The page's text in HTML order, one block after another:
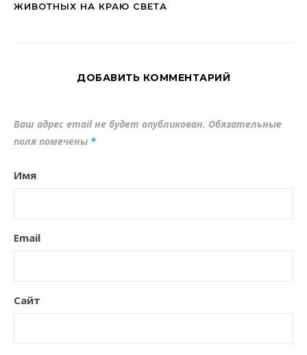
ЖИВОТНЫХ НА КРАЮ СВЕТА
ДОБАВИТЬ КОММЕНТАРИЙ
Ваш адрес email не будет опубликован. Обязательные
поля помечены *
Имя
Email
Сайт